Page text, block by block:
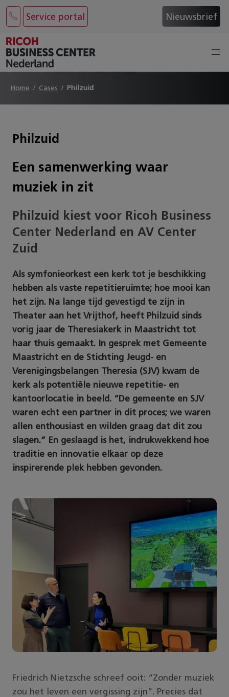
Service portal Nieuwsbrief
Home Cases Philzuid
Philzuid
Een samenwerking waar
muziek in zit
Philzuid kiest voor Ricoh Business
Center Nederland en AV Center
Zuid
Als symfonieorkest een kerk tot je beschikking
hebben als vaste repetitieruimte; hoe mooi kan
het zijn. Na lange tijd gevestigd te zijn in
Theater aan het Vrijthof, heeft Philzuid sinds
vorig jaar de Theresiakerk in Maastricht tot
haar thuis gemaakt. In gesprek met Gemeente
Maastricht en de Stichting Jeugd- en
Verenigingsbelangen Theresia (SJV) kwam de
kerk als potentiële nieuwe repetitie- en
kantoorlocatie in beeld. “De gemeente en SJV
waren echt een partner in dit proces; we waren
allen enthousiast en wilden graag dat dit zou
slagen.” En geslaagd is het, indrukwekkend hoe
traditie en innovatie elkaar op deze
inspirerende plek hebben gevonden.
Friedrich Nietzsche schreef ooit: “Zonder muziek
zou het leven een vergissing zijn”. Precies dat